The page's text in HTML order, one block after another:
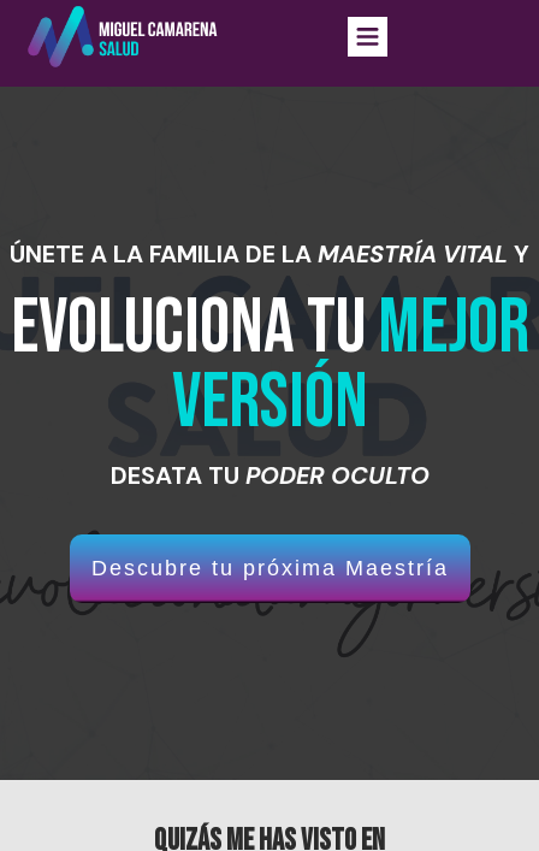
ÚNETE A LA FAMILIA DE LAMAESTRÍA VITAL Y
EVOLUCIONA TUMEJOR
VERSIÓN
DESATA TU PODER OCULTO
Descubre tu próxima Maestría
QUIZÁS ME HAS VISTO EN